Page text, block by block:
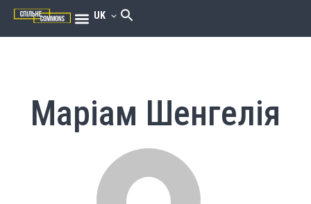
UK
Маріам Шенгелія